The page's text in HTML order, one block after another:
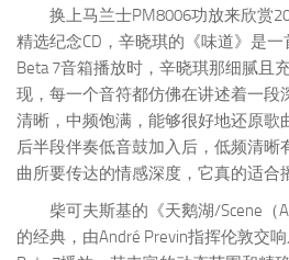
换上马兰士PM8006功放来欣赏
精选纪念CD，辛晓琪的《味道》是
Beta 7音箱播放时，辛晓琪那细腻且
现，每一个音符都仿佛在讲述着一段
清晰，中频饱满，能够很好地还原歌
后半段伴奏低音鼓加入后，低频清晰
曲所要传达的情感深度，它真的适合
柴可夫斯基的《天鹅湖/Scene（
的经典，由André Previn指挥伦敦交